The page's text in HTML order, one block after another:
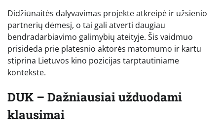
Didžiūnaitės dalyvavimas projekte atkreipė ir užsienio
partnerių dėmesį, o tai gali atverti daugiau
bendradarbiavimo galimybių ateityje. Šis vaidmuo
prisideda prie platesnio aktorės matomumo ir kartu
stiprina Lietuvos kino pozicijas tarptautiniame
kontekste.
DUK – Dažniausiai užduodami
klausimai